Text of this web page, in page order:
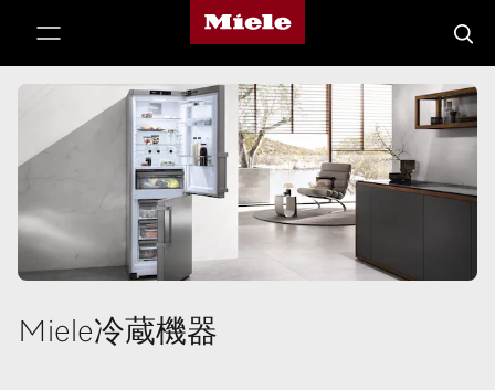
Mieleのホームページ
検索
Miele冷蔵機器